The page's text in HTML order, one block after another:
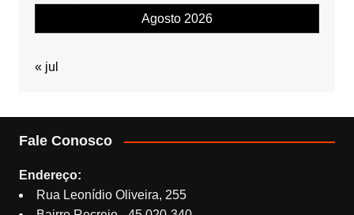
Agosto 2026
« jul
Fale Conosco
Endereço:
Rua Leonídio Oliveira, 255